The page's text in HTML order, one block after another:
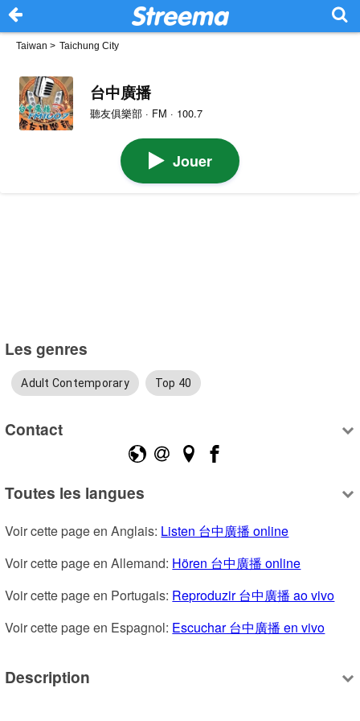
Taiwan > Taichung City
台中廣播
聽友俱樂部 · FM · 100.7
Jouer
Les genres
Adult Contemporary Top 40
Contact
Toutes les langues
Voir cette page en Anglais: Listen 台中廣播 online
Voir cette page en Allemand: Hören 台中廣播 online
Voir cette page en Portugais: Reproduzir 台中廣播 ao vivo
Voir cette page en Espagnol: Escuchar 台中廣播 en vivo
Description